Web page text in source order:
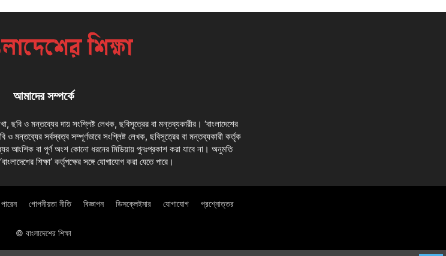
আমাদের সম্পর্কে
ছবি ও মন্তব্যের দায় সংশ্লিষ্ট লেখক, ছবিসূত্রের বা মন্তব্যকারীর। ‘বাংলাদেশের
ও মন্তব্যের সর্বস্বত্ব সম্পূর্ণভাবে সংশ্লিষ্ট লেখক, ছবিসূত্রের বা মন্তব্যকারী কর্তৃক
আংশিক বা পূর্ণ অংশ কোনো ধরনের মিডিয়ায় পুনঃপ্রকাশ করা যাবে না। অনুমতি
শিক্ষা’ কর্তৃপক্ষের সঙ্গে যোগাযোগ করা যেতে পারে।
গোপনীয়তা নীতি বিজ্ঞাপন ডিসক্লেইমার যোগাযোগ প্রশ্নোত্তর
© বাংলাদেশের শিক্ষা